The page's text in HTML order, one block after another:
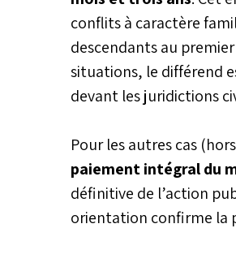
conflits à caractère
descendants au
situations, le différend
devant les juridictions
Pour les autres cas
paiement intégral du
définitive de l’action
orientation confirme la